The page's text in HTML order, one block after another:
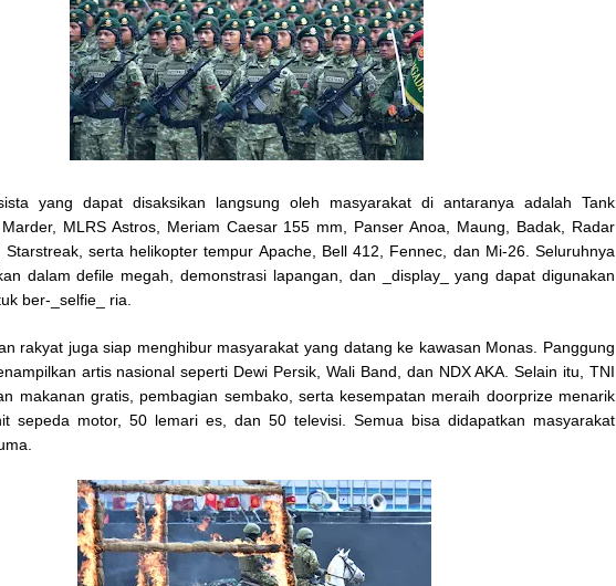
yang dapat disaksikan langsung oleh masyarakat di antaranya adalah Tank
MLRS Astros, Meriam Caesar 155 mm, Panser Anoa, Maung, Badak, Radar
Starstreak, serta helikopter tempur Apache, Bell 412, Fennec, dan Mi-26. Seluruhnya
dalam defile megah, demonstrasi lapangan, dan _display_ yang dapat digunakan
ber-_selfie_ ria.
rakyat juga siap menghibur masyarakat yang datang ke kawasan Monas. Panggung
artis nasional seperti Dewi Persik, Wali Band, dan NDX AKA. Selain itu, TNI
makanan gratis, pembagian sembako, serta kesempatan meraih doorprize menarik
sepeda motor, 50 lemari es, dan 50 televisi. Semua bisa didapatkan masyarakat